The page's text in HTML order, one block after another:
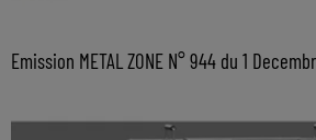
Emission METAL ZONE N° 944 du 1